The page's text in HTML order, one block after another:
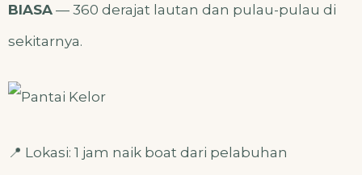
BIASA — 360 derajat lautan dan pulau-pulau di
sekitarnya.
📍 Lokasi: 1 jam naik boat dari pelabuhan